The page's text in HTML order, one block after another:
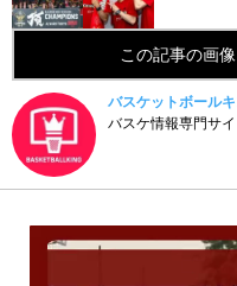
この記事の画
バスケットボール
バスケ情報専門サイ